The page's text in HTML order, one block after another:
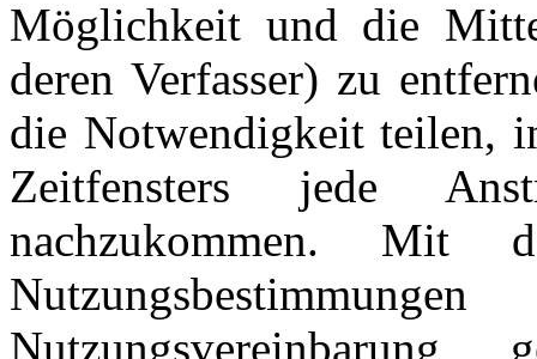
Möglichkeit und die
deren Verfasser) zu
die Notwendigkeit teilen,
Zeitfensters jede
nachzukommen. Mit